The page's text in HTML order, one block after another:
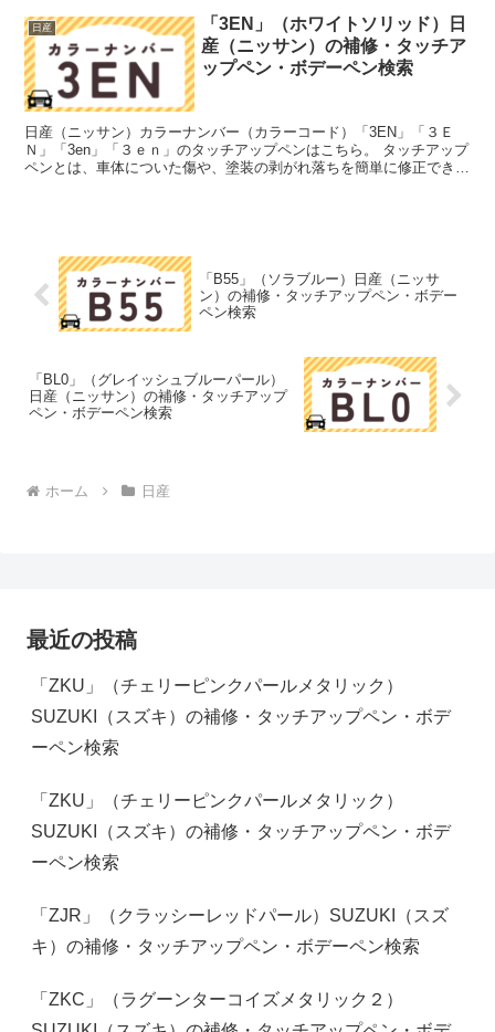
日産
「3EN」（ホワイトソリッド）日
産（ニッサン）の補修・タッチア
ップペン・ボデーペン検索
日産（ニッサン）カラーナンバー（カラーコード）「3EN」「３Ｅ
Ｎ」「3en」「３ｅｎ」のタッチアップペンはこちら。 タッチアップ
ペンとは、車体についた傷や、塗装の剥がれ落ちを簡単に修正できる
「B55」（ソラブルー）日産（ニッサ
ン）の補修・タッチアップペン・ボデー
ペン検索
「BL0」（グレイッシュブルーパール）
日産（ニッサン）の補修・タッチアップ
ペン・ボデーペン検索
ホーム 日産
最近の投稿
「ZKU」（チェリーピンクパールメタリック）
SUZUKI（スズキ）の補修・タッチアップペン・ボデ
ーペン検索
「ZKU」（チェリーピンクパールメタリック）
SUZUKI（スズキ）の補修・タッチアップペン・ボデ
ーペン検索
「ZJR」（クラッシーレッドパール）SUZUKI（スズ
キ）の補修・タッチアップペン・ボデーペン検索
「ZKC」（ラグーンターコイズメタリック２）